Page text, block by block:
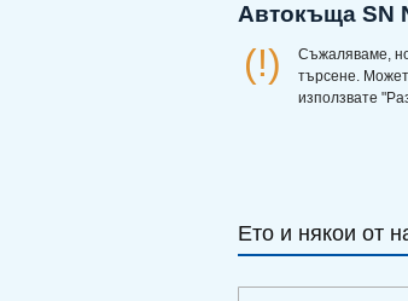
Автокъща SN
(!)
Съжаляваме,
търсене.
използвате
Ето и някои от